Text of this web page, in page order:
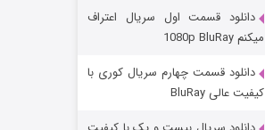
دانلود قسمت اول سریال اعتراف
میکنم 1080p BluRay
دانلود قسمت چهارم سریال کوری با
کیفیت عالی BluRay